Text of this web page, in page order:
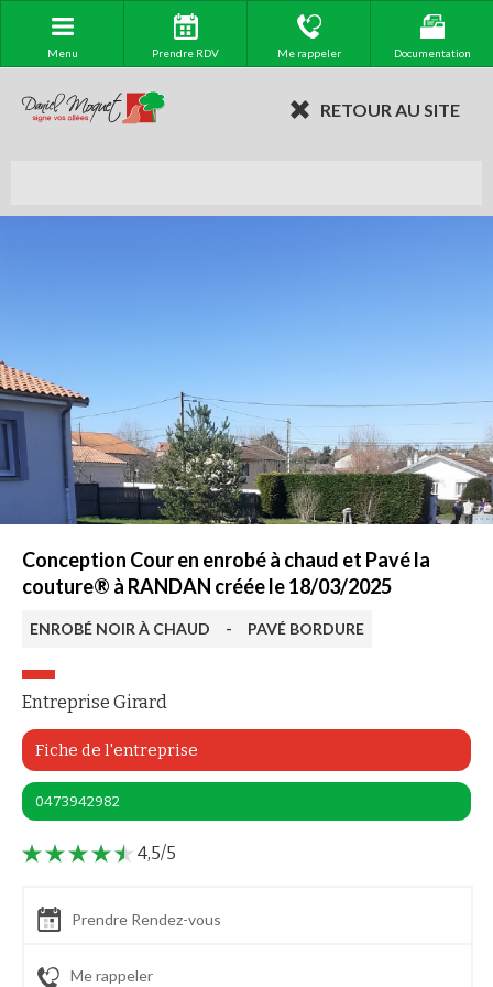
Menu Prendre RDV Me rappeler Documentation
RETOUR AU SITE
Conception Cour en enrobé à chaud et Pavé la
couture® à RANDAN créée le 18/03/2025
ENROBÉ NOIR À CHAUD - PAVÉ BORDURE
Entreprise Girard
Fiche de l'entreprise
0473942982
4,5/5
Prendre Rendez-vous
Me rappeler